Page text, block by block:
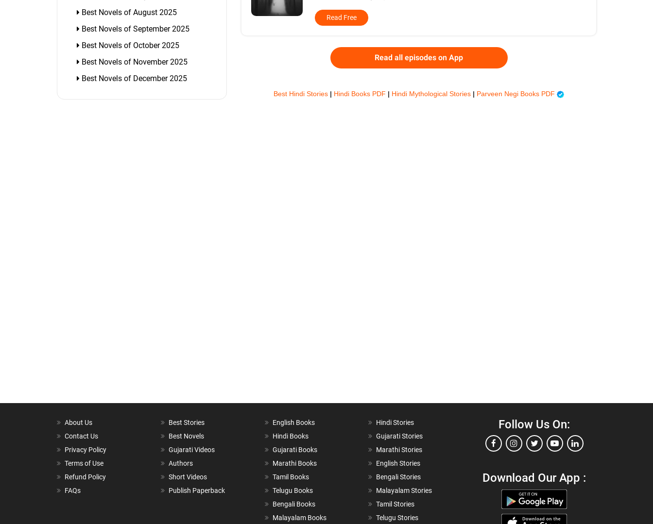
Best Novels of August 2025
Best Novels of September 2025
Best Novels of October 2025
Best Novels of November 2025
Best Novels of December 2025
Read Free
Read all episodes on App
Best Hindi Stories | Hindi Books PDF | Hindi Mythological Stories | Parveen Negi Books PDF
About Us
Contact Us
Privacy Policy
Terms of Use
Refund Policy
FAQs
Best Stories
Best Novels
Gujarati Videos
Authors
Short Videos
Publish Paperback
English Books
Hindi Books
Gujarati Books
Marathi Books
Tamil Books
Telugu Books
Bengali Books
Malayalam Books
Hindi Stories
Gujarati Stories
Marathi Stories
English Stories
Bengali Stories
Malayalam Stories
Tamil Stories
Telugu Stories
Follow Us On:
Download Our App :